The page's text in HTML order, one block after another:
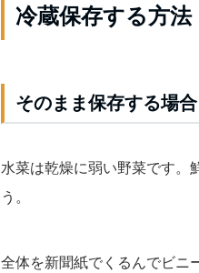
冷蔵保存する方法
そのまま保存する場合
水菜は乾燥に弱い野菜です。
う。
全体を新聞紙でくるんでビニ